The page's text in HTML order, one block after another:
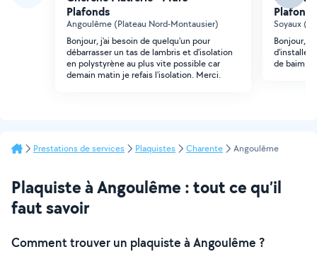
Plafonds
Angoulême (Plateau Nord-Montausier)
Bonjour, j'ai besoin de quelqu'un pour
débarrasser un tas de lambris et d'isolation
en polystyrène au plus vite possible car
demain matin je refais l'isolation. Merci.
Plafonds
Soyaux
Bonjour,
d'installer
de baim
Prestations de services Plaquistes Charente Angoulême
Plaquiste à Angoulême : tout ce qu’il
faut savoir
Comment trouver un plaquiste à Angoulême ?